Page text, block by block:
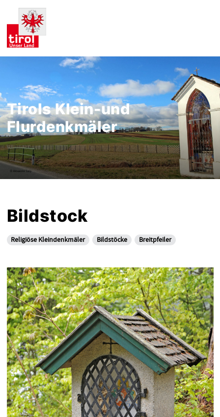
Tirols Klein-und
Flurdenkmäler
Bildstock
Religiöse Kleindenkmäler Bildstöcke Breitpfeiler